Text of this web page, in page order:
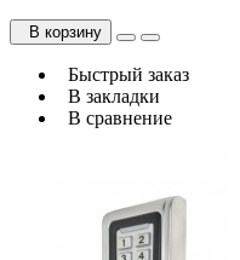
В корзину
Быстрый заказ
В закладки
В сравнение